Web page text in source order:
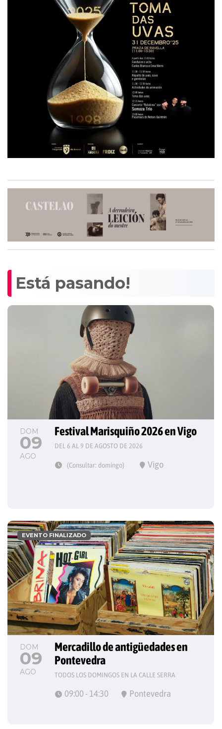
Está pasando!
DOM
09
AGO
Festival Marisquiño 2026 en Vigo
DEL 6 AL 9 DE AGOSTO DE 2026
(Consultar: domingo) Vigo
DOM
09
AGO
Mercadillo de antigüedades en
Pontevedra
TODOS LOS DOMINGOS EN LA CALLE SERRA
09:00 - 14:30 Pontevedra
EVENTO FINALIZADO